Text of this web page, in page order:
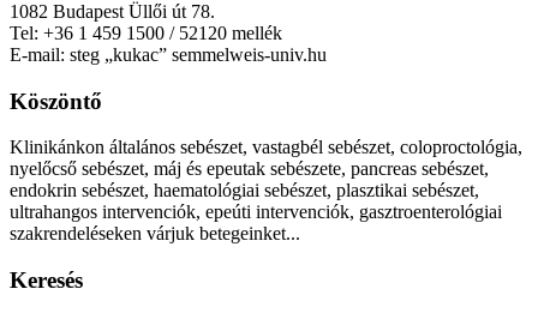
1082 Budapest Üllői út 78.
Tel: +36 1 459 1500 / 52120 mellék
E-mail: steg „kukac” semmelweis-univ.hu
Köszöntő
Klinikánkon általános sebészet, vastagbél sebészet, coloproctológia,
nyelőcső sebészet, máj és epeutak sebészete, pancreas sebészet,
endokrin sebészet, haematológiai sebészet, plasztikai sebészet,
ultrahangos intervenciók, epeúti intervenciók, gasztroenterológiai
szakrendeléseken várjuk betegeinket...
Keresés